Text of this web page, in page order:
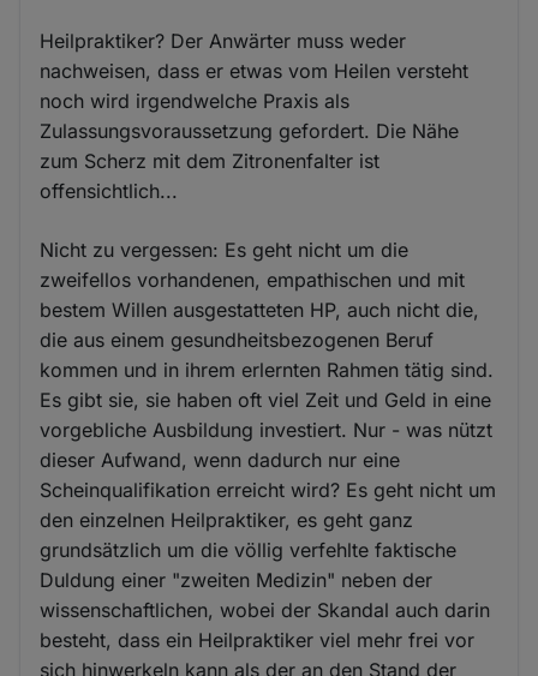
Heilpraktiker? Der Anwärter muss weder
nachweisen, dass er etwas vom Heilen versteht
noch wird irgendwelche Praxis als
Zulassungsvoraussetzung gefordert. Die Nähe
zum Scherz mit dem Zitronenfalter ist
offensichtlich...
Nicht zu vergessen: Es geht nicht um die
zweifellos vorhandenen, empathischen und mit
bestem Willen ausgestatteten HP, auch nicht die,
die aus einem gesundheitsbezogenen Beruf
kommen und in ihrem erlernten Rahmen tätig sind.
Es gibt sie, sie haben oft viel Zeit und Geld in eine
vorgebliche Ausbildung investiert. Nur - was nützt
dieser Aufwand, wenn dadurch nur eine
Scheinqualifikation erreicht wird? Es geht nicht um
den einzelnen Heilpraktiker, es geht ganz
grundsätzlich um die völlig verfehlte faktische
Duldung einer "zweiten Medizin" neben der
wissenschaftlichen, wobei der Skandal auch darin
besteht, dass ein Heilpraktiker viel mehr frei vor
sich hinwerkeln kann als der an den Stand der